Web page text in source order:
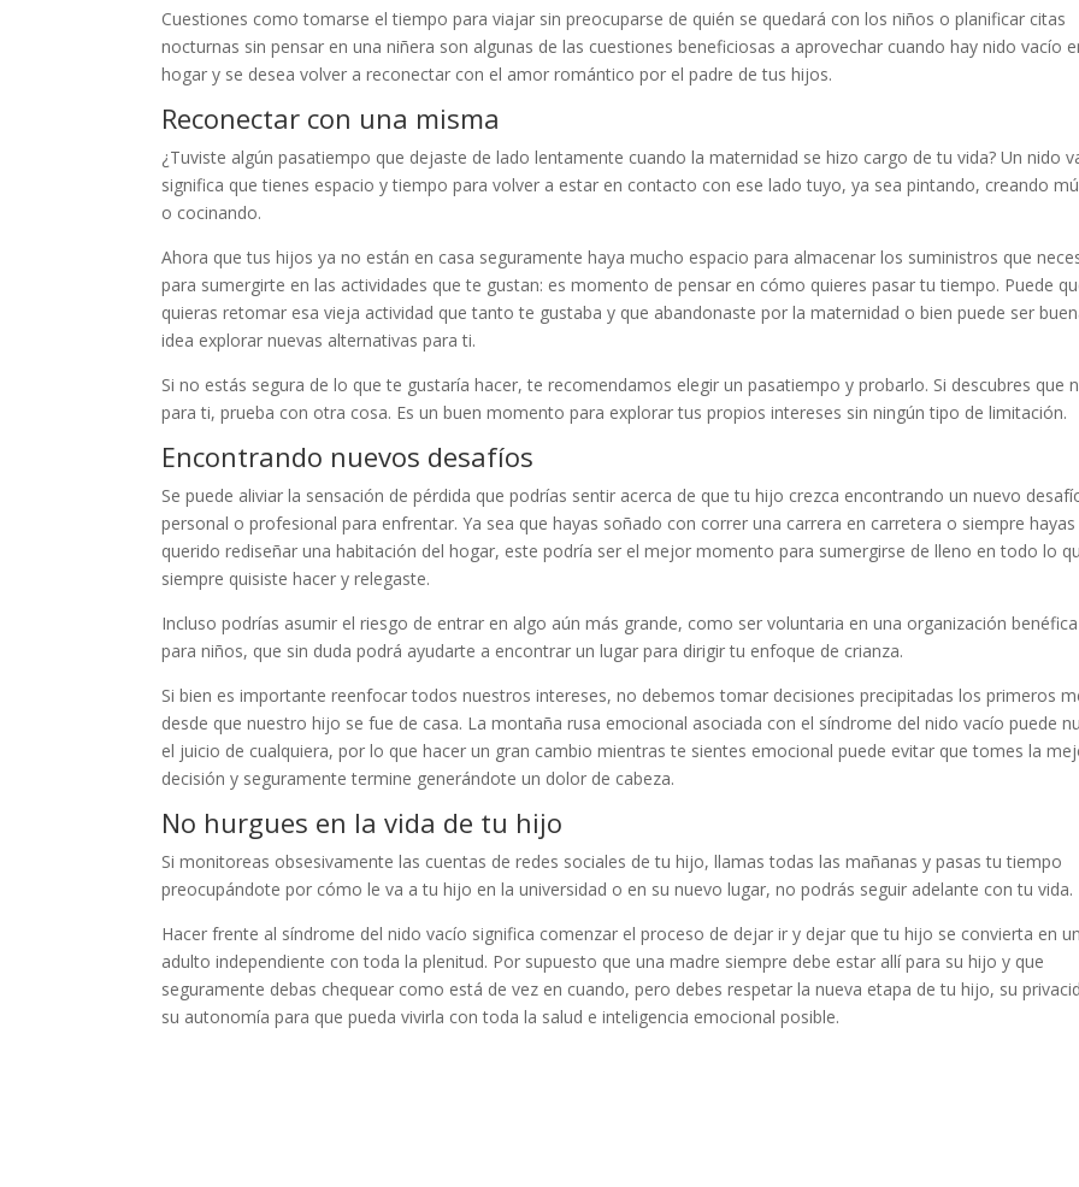
Cuestiones como tomarse el tiempo para viajar sin preocuparse de quién se quedará con los niños o planificar citas
nocturnas sin pensar en una niñera son algunas de las cuestiones beneficiosas a aprovechar cuando hay nido vacío
hogar y se desea volver a reconectar con el amor romántico por el padre de tus hijos.
Reconectar con una misma
¿Tuviste algún pasatiempo que dejaste de lado lentamente cuando la maternidad se hizo cargo de tu vida? Un nido
significa que tienes espacio y tiempo para volver a estar en contacto con ese lado tuyo, ya sea pintando, creando
o cocinando.
Ahora que tus hijos ya no están en casa seguramente haya mucho espacio para almacenar los suministros que
para sumergirte en las actividades que te gustan: es momento de pensar en cómo quieres pasar tu tiempo. Puede
quieras retomar esa vieja actividad que tanto te gustaba y que abandonaste por la maternidad o bien puede ser
idea explorar nuevas alternativas para ti.
Si no estás segura de lo que te gustaría hacer, te recomendamos elegir un pasatiempo y probarlo. Si descubres que
para ti, prueba con otra cosa. Es un buen momento para explorar tus propios intereses sin ningún tipo de limitación.
Encontrando nuevos desafíos
Se puede aliviar la sensación de pérdida que podrías sentir acerca de que tu hijo crezca encontrando un nuevo
personal o profesional para enfrentar. Ya sea que hayas soñado con correr una carrera en carretera o siempre hayas
querido rediseñar una habitación del hogar, este podría ser el mejor momento para sumergirse de lleno en todo lo
siempre quisiste hacer y relegaste.
Incluso podrías asumir el riesgo de entrar en algo aún más grande, como ser voluntaria en una organización benéfica
para niños, que sin duda podrá ayudarte a encontrar un lugar para dirigir tu enfoque de crianza.
Si bien es importante reenfocar todos nuestros intereses, no debemos tomar decisiones precipitadas los primeros
desde que nuestro hijo se fue de casa. La montaña rusa emocional asociada con el síndrome del nido vacío puede
el juicio de cualquiera, por lo que hacer un gran cambio mientras te sientes emocional puede evitar que tomes la
decisión y seguramente termine generándote un dolor de cabeza.
No hurgues en la vida de tu hijo
Si monitoreas obsesivamente las cuentas de redes sociales de tu hijo, llamas todas las mañanas y pasas tu tiempo
preocupándote por cómo le va a tu hijo en la universidad o en su nuevo lugar, no podrás seguir adelante con tu vida.
Hacer frente al síndrome del nido vacío significa comenzar el proceso de dejar ir y dejar que tu hijo se convierta en un
adulto independiente con toda la plenitud. Por supuesto que una madre siempre debe estar allí para su hijo y que
seguramente debas chequear como está de vez en cuando, pero debes respetar la nueva etapa de tu hijo, su
su autonomía para que pueda vivirla con toda la salud e inteligencia emocional posible.